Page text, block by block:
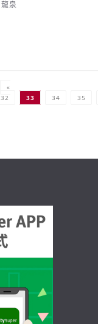
龍泉
«
32 33 34 35